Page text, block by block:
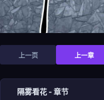
上一页 上一章
隔雾看花 - 章节